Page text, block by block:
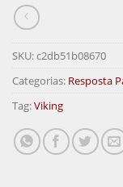
SKU:c2db51b08670
Categorias: Resposta
Tag:Viking